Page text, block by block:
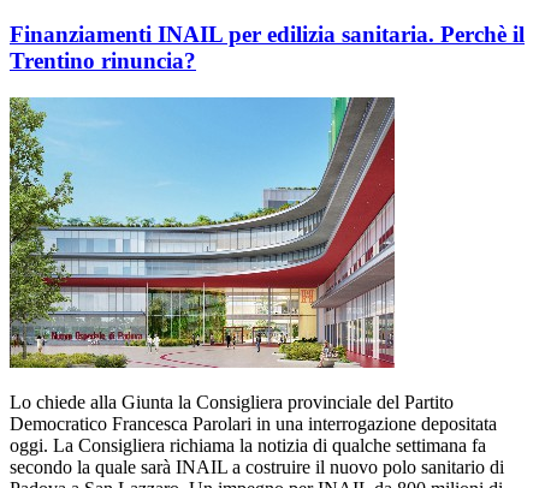
Finanziamenti INAIL per edilizia sanitaria. Perchè il
Trentino rinuncia?
Lo chiede alla Giunta la Consigliera provinciale del Partito
Democratico Francesca Parolari in una interrogazione depositata
oggi. La Consigliera richiama la notizia di qualche settimana fa
secondo la quale sarà INAIL a costruire il nuovo polo sanitario di